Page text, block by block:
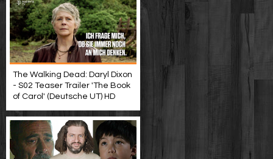
The Walking Dead: Daryl Dixon
- S02 Teaser Trailer 'The Book
of Carol' (Deutsche UT) HD